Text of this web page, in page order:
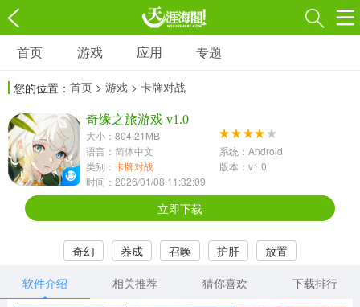
游戏
3697款应用
1597款应用
休闲益智
13387款应用
2196款应用
1072款应用
418款应用
568款应用
音乐舞蹈
首页 游戏 应用 专题
您的位置： 首页 > 游戏 > 卡牌对战
奇缘之旅游戏 v1.0
大小：804.21MB
语言：简体中文
系统：Android
类别： 卡牌对战
版本：v1.0
时间：2026/01/08 11:32:09
立即下载
奇幻 养成 召唤 护肝
放置
软件介绍
相关推荐 猜你喜欢 下载排行